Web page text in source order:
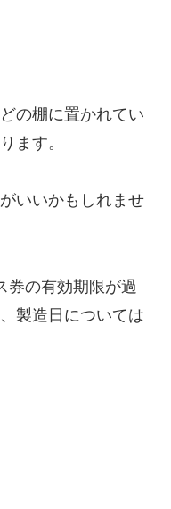
の棚に置かれてい
ます。
いいかもしれませ
券の有効期限が過
製造日については